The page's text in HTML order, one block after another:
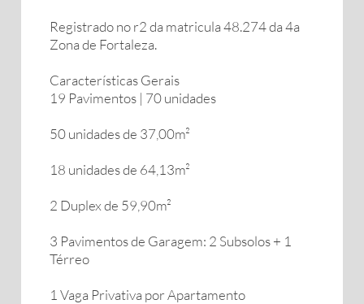
Registrado no r2 da matricula 48.274 da 4a
Zona de Fortaleza.
Características Gerais
19 Pavimentos | 70 unidades
50 unidades de 37,00m²
18 unidades de 64,13m²
2 Duplex de 59,90m²
3 Pavimentos de Garagem: 2 Subsolos + 1
Térreo
1 Vaga Privativa por Apartamento